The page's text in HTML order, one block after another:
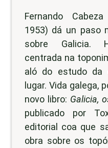
Fernando
1953) dá un paso
sobre Galicia.
centrada na
aló do estudo da
lugar. Vida galega,
novo libro: Galicia,
publicado por
editorial coa que
obra sobre os